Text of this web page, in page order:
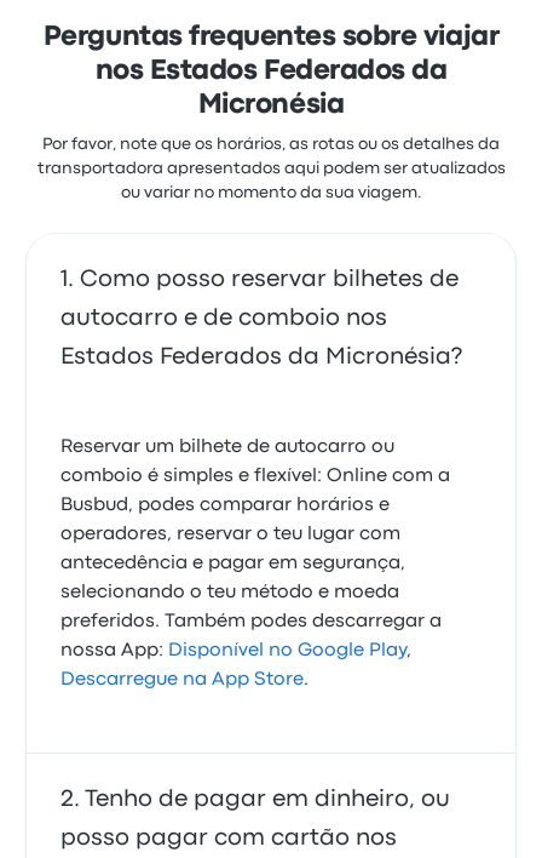
Perguntas frequentes sobre viajar
nos Estados Federados da
Micronésia
Por favor, note que os horários, as rotas ou os detalhes da
transportadora apresentados aqui podem ser atualizados
ou variar no momento da sua viagem.
Como posso reservar bilhetes de
autocarro e de comboio nos
Estados Federados da Micronésia?
Reservar um bilhete de autocarro ou
comboio é simples e flexível: Online com a
Busbud, podes comparar horários e
operadores, reservar o teu lugar com
antecedência e pagar em segurança,
selecionando o teu método e moeda
preferidos. Também podes descarregar a
nossa App: Disponível no Google Play,
Descarregue na App Store.
Tenho de pagar em dinheiro, ou
posso pagar com cartão nos